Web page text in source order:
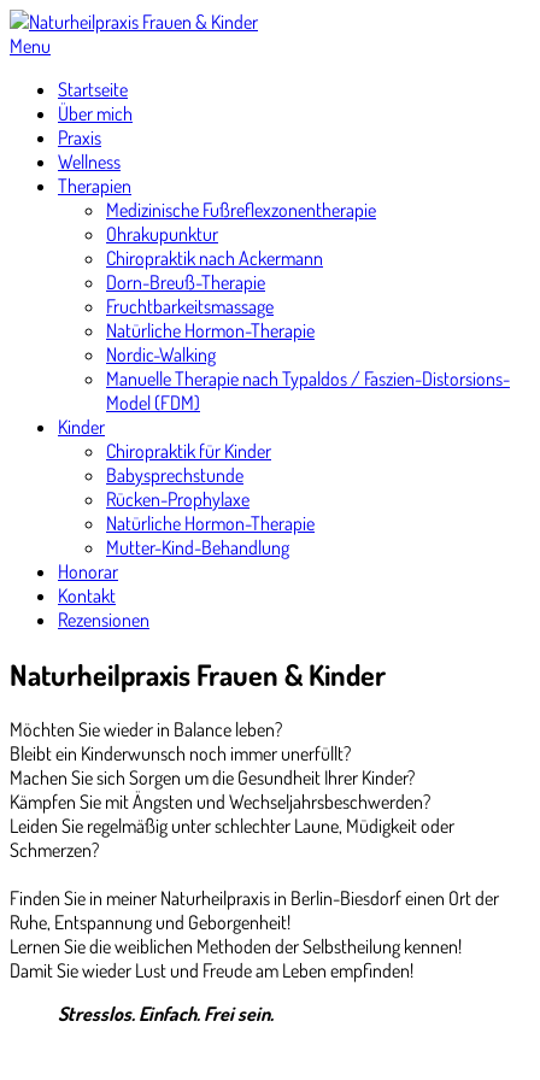
Skip
to
Menu
Startseite
Über mich
Praxis
Wellness
Therapien
Medizinische Fußreflexzonentherapie
Ohrakupunktur
Chiropraktik nach Ackermann
Dorn-Breuß-Therapie
Fruchtbarkeitsmassage
Natürliche Hormon-Therapie
Nordic-Walking
Manuelle Therapie nach Typaldos / Faszien-Distorsions-
Model (FDM)
Kinder
Chiropraktik für Kinder
Babysprechstunde
Rücken-Prophylaxe
Natürliche Hormon-Therapie
Mutter-Kind-Behandlung
Honorar
Kontakt
Rezensionen
Naturheilpraxis Frauen & Kinder
Möchten Sie wieder in Balance leben?
Bleibt ein Kinderwunsch noch immer unerfüllt?
Machen Sie sich Sorgen um die Gesundheit Ihrer Kinder?
Kämpfen Sie mit Ängsten und Wechseljahrsbeschwerden?
Leiden Sie regelmäßig unter schlechter Laune, Müdigkeit oder
Schmerzen?
Finden Sie in meiner Naturheilpraxis in Berlin-Biesdorf einen Ort der
Ruhe, Entspannung und Geborgenheit!
Lernen Sie die weiblichen Methoden der Selbstheilung kennen!
Damit Sie wieder Lust und Freude am Leben empfinden!
Stresslos. Einfach. Frei sein.